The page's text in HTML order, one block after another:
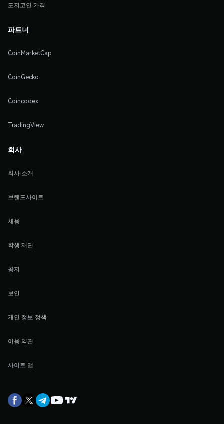
도지코인 가격
파트너
CoinMarketCap
CoinGecko
Coincodex
TradingView
회사
회사 소개
브랜드사이트
채용
학생 재단
공지
보안
개인 정보 정책
이용 약관
사이트 맵